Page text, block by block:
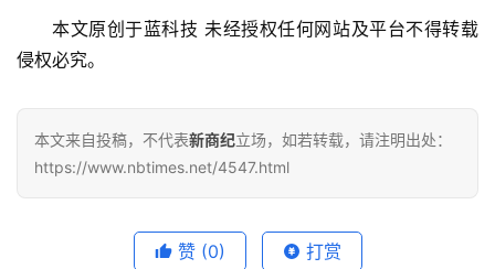
本文原创于蓝科技 未经授权任何网站及平台不得转载
侵权必究。
本文来自投稿，不代表新商纪立场，如若转载，请注明出处：
https://www.nbtimes.net/4547.html
赞 (0) 打赏